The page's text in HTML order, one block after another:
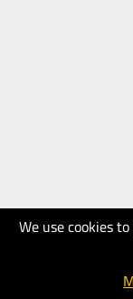
We use cookies